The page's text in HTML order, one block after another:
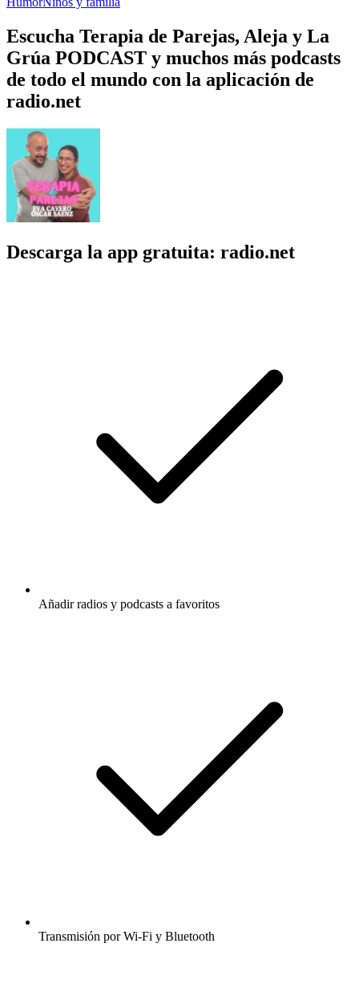
Escucha Terapia de Parejas, Aleja y La
Grúa PODCAST y muchos más podcasts
de todo el mundo con la aplicación de
radio.net
Descarga la app gratuita: radio.net
Añadir radios y podcasts a favoritos
Transmisión por Wi-Fi y Bluetooth